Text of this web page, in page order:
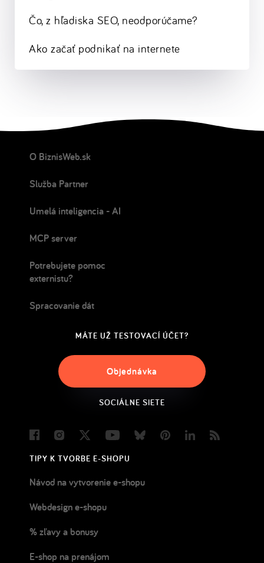
Čo, z hľadiska SEO, neodporúčame?
Ako začať podnikať na internete
O BiznisWeb.sk
Služba Partner
Umelá inteligencia - AI
MCP server
Potrebujete pomoc
externistu?
Spracovanie dát
MÁTE UŽ TESTOVACÍ ÚČET?
Objednávka
SOCIÁLNE SIETE
FacebookInstagram
Twitter YoutubeBlueskyPinterestLinkedIn
TIPY K TVORBE E-SHOPU
Návod na vytvorenie e-shopu
Webdesign e-shopu
% zľavy a bonusy
E-shop na prenájom